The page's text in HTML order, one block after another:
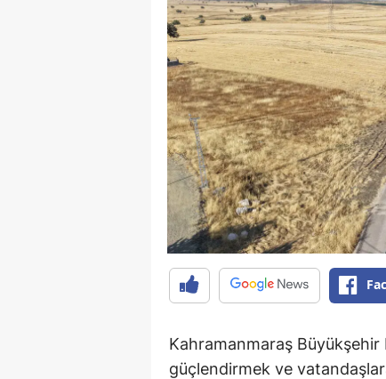
Kahramanmaraş Büyükşehir
güçlendirmek ve